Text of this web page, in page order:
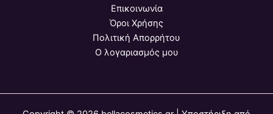
Επικοινωνία
Όροι Χρήσης
Πολιτική Απορρήτου
Ο λογαριασμός μου